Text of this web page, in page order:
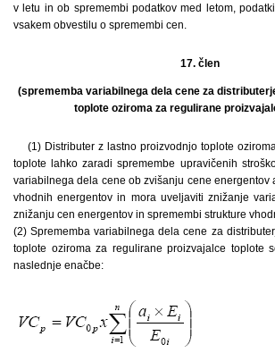
v letu in ob spremembi podatkov med letom,
vsakem obvestilu o spremembi cen.
17. člen
(sprememba variabilnega dela cene za
toplote oziroma za regulirane
(1) Distributer z lastno proizvodnjo toplote
toplote lahko zaradi spremembe upravičenih
variabilnega dela cene ob zvišanju cene energentov
vhodnih energentov in mora uveljaviti znižanje
znižanju cen energentov in spremembi strukture
(2) Sprememba variabilnega dela cene za
toplote oziroma za regulirane proizvajalce toplote
naslednje enačbe: